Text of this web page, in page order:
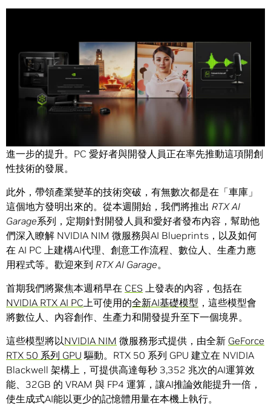
改變了人們的生活、工作和娛樂方
式，從寫作、內容創作，到遊戲、學習和生產等領域，都有
進一步的提升。PC 愛好者與開發人員正在率先推動這項開創
性技術的發展。
此外，帶領產業變革的技術突破，有無數次都是在「車庫」
這個地方發明出來的。從本週開始，我們將推出 RTX AI
Garage系列，定期針對開發人員和愛好者發布內容，幫助他
們深入瞭解 NVIDIA NIM 微服務與AI Blueprints，以及如何
在 AI PC 上建構AI代理、創意工作流程、數位人、生產力應
用程式等。歡迎來到 RTX AI Garage。
首期我們將聚焦本週稍早在 CES 上發表的內容，包括在
NVIDIA RTX AI PC上可使用的全新AI基礎模型 ，這些模型會
將數位人、內容創作、生產力和開發提升至下一個境界。
這些模型將以NVIDIA NIM 微服務形式提供，由全新 GeForce
RTX 50 系列 GPU 驅動。RTX 50 系列 GPU 建立在 NVIDIA
Blackwell 架構上，可提供高達每秒 3,352 兆次的AI運算效
能、32GB 的 VRAM 與 FP4 運算，讓AI推論效能提升一倍，
使生成式AI能以更少的記憶體用量在本機上執行。